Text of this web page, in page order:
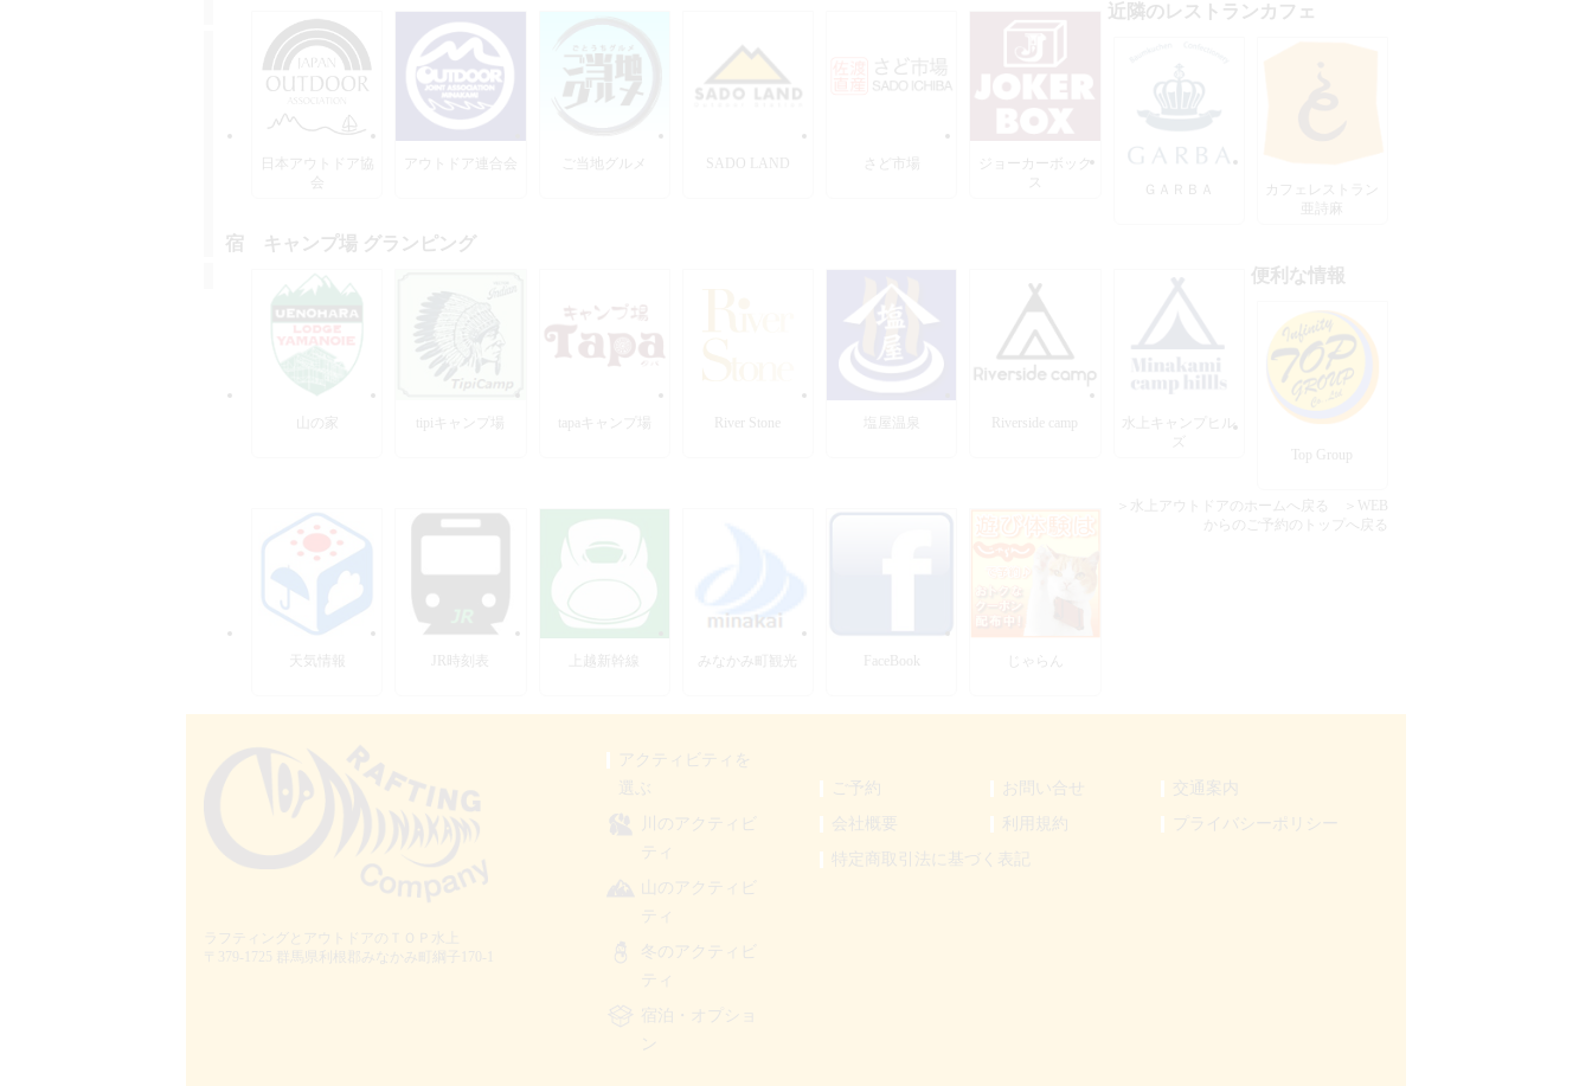
日本アウトドア協
会
アウトドア連合会 ご当地グルメ SADO LAND さど市場
ジョーカーボック
ス
近隣のレストランカフェ
ＧＡＲＢＡ
カフェレストラン
宿 キャンプ場 グランピング
山の家 tipiキャンプ場 tapaキャンプ場 River Stone 塩屋温泉 Riverside camp
水上キャンプヒル
便利な情報
Top Group
天気情報 JR時刻表 みなかみ町観光 FaceBook じゃらん
＞水上アウトドアのホームへ戻る
＞WEB
からのご予約のトップへ戻る
アクティビティを
川のアクティビ
ティ
山のアクティビ
ティ
冬のアクティビ
ティ
宿泊・オプショ
ン
ご予約 お問い合せ
交通案内
会社概要
利用規約
プライバシーポリシー
特定商取引法に基づく表記
ラフティングとアウトドアのＴＯＰ水上
〒379-1725
群馬県利根郡みなかみ町綱子170-1